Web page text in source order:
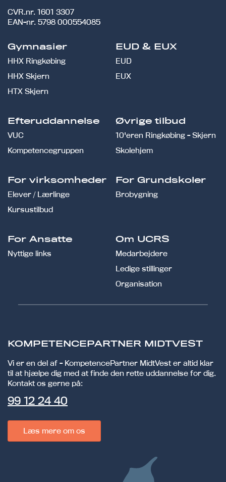
CVR.nr. 1601 3307
EAN-nr. 5798 000554085
Gymnasier
HHX Ringkøbing
HHX Skjern
HTX Skjern
EUD & EUX
EUD
EUX
Efteruddannelse
VUC
Kompetencegruppen
Øvrige tilbud
10'eren Ringkøbing - Skjern
Skolehjem
For virksomheder
Elever / Lærlinge
Kursustilbud
For Grundskoler
Brobygning
For Ansatte
Nyttige links
Om UCRS
Medarbejdere
Ledige stillinger
Organisation
KOMPETENCEPARTNER MIDTVEST
Vi er en del af - KompetencePartner MidtVest er altid klar
til at hjælpe dig med at finde den rette uddannelse for dig.
Kontakt os gerne på:
99 12 24 40
Læs mere om os